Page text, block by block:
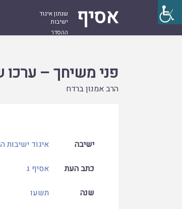
אסיף
שנתון איגוד
ישיבות
ההסדר
פני משיחך –
הרב אמנון ברדח
ישיבה
איגוד ישיבות
כתב העת
אסיף ג
שנה
תשעו